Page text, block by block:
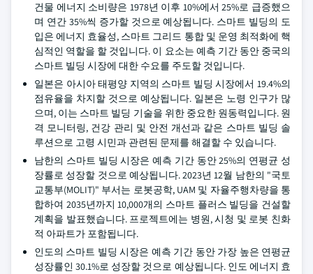
건물 에너지 소비량은 1978년 이후 10%에서 25%로 급증했으
며 연간 35%씩 증가할 것으로 예상됩니다. 스마트 빌딩의 도
입은 에너지 효율성, 스마트 그리드 통합 및 운영 최적화에 핵
심적인 역할을 할 것입니다. 이 요소는 예측 기간 동안 중국의
스마트 빌딩 시장에 대한 수요를 주도할 것입니다.
일본은 아시아 태평양 지역의 스마트 빌딩 시장에서 19.4%의
점유율을 차지할 것으로 예상됩니다. 일본은 노령 인구가 많
으며, 이는 스마트 빌딩 기술을 위한 중요한 원동력입니다. 원
격 모니터링, 건강 관리 및 안전 개선과 같은 스마트 빌딩 솔
루션으로 고령 시민과 관련된 문제를 해결할 수 있습니다.
남한의 스마트 빌딩 시장은 예측 기간 동안 25%의 연평균 성
장률로 성장할 것으로 예상됩니다. 2023년 12월 남한의 "국토
교통부(MOLIT)" 부서는 로봇공학, UAM 및 자율주행차량을 통
합하여 2035년까지 10,000개의 스마트 플러스 빌딩을 건설할
계획을 발표했습니다. 프로젝트에는 병원, 시청 및 로봇 친화
적 아파트가 포함됩니다.
인도의 스마트 빌딩 시장은 예측 기간 동안 가장 높은 연평균
성장률인 30.1%로 성장할 것으로 예상됩니다. 인도 에너지 효